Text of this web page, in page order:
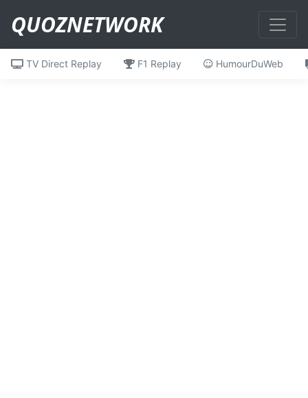
QUOZNETWORK
TV Direct Replay F1 Replay HumourDuWeb